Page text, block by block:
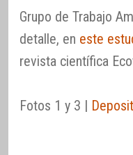
Grupo de Trabajo
detalle, en este
revista científica
Fotos 1 y 3 |